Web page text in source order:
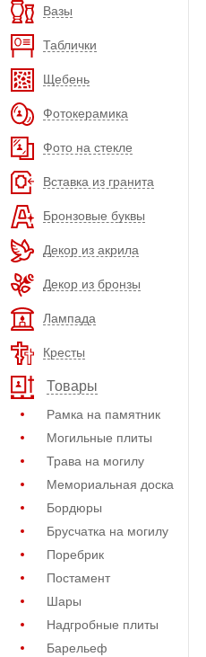
Вазы
Таблички
Щебень
Фотокерамика
Фото на стекле
Вставка из гранита
Бронзовые буквы
Декор из акрила
Декор из бронзы
Лампада
Кресты
Товары
Рамка на памятник
Могильные плиты
Трава на могилу
Мемориальная доска
Бордюры
Брусчатка на могилу
Поребрик
Постамент
Шары
Надгробные плиты
Барельеф